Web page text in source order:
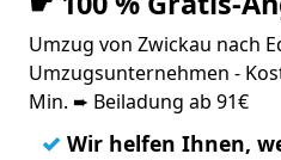
Umzug von Zwickau nach
Umzugsunternehmen -
Min. ➨ Beiladung ab 91€
✓ Wir helfen Ihnen,